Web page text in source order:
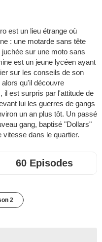
est un lieu étrange où
: une motarde sans tête
sur une moto sans
est un jeune lycéen ayant
sur les conseils de son
qu'il découvre
il est surpris par l'attitude de
lui les guerres de gangs
un an plus tôt. Un passé
gang, baptisé "Dollars"
dans le quartier.
60 Episodes
2